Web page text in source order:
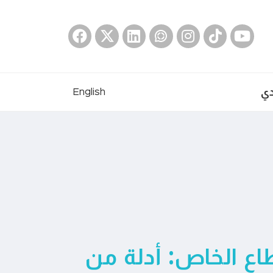
English
الخاص: أدلة من